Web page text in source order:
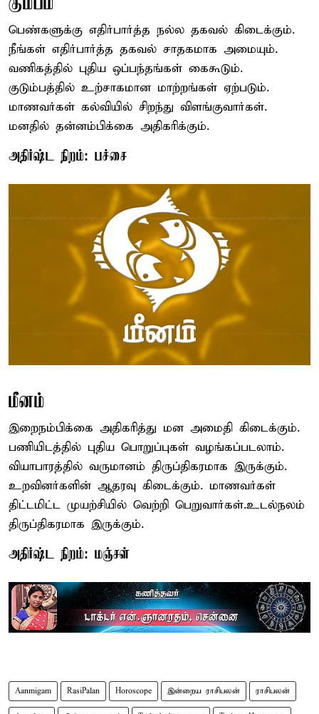
பெண்களுக்கு எதிர்பார்த்த நல்ல தகவல் கிடைக்கும்.
நீங்கள் எதிர்பார்த்த தகவல் சாதகமாக அமையும்.
வணிகத்தில் புதிய ஒப்பந்தங்கள் கைகூடும்.
குடும்பத்தில் உற்சாகமான மாற்றங்கள் ஏற்படும்.
மாணவர்கள் கல்வியில் சிறந்து விளங்குவார்கள்.
மனதில் தன்னம்பிக்கை அதிகரிக்கும்.
அதிர்ஷ்ட நிறம்: பச்சை
மீனம்
இறைநம்பிக்கை அதிகரித்து மன அமைதி கிடைக்கும்.
பணியிடத்தில் புதிய பொறுப்புகள் வழங்கப்படலாம்.
வியாபாரத்தில் வருமானம் திருப்திகரமாக இருக்கும்.
உறவினர்களின் ஆதரவு கிடைக்கும். மாணவர்கள்
திட்டமிட்ட முயற்சியில் வெற்றி பெறுவார்கள்.உடல்நலம்
திருப்திகரமாக இருக்கும்.
அதிர்ஷ்ட நிறம்: மஞ்சள்
Aanmigam RasiPalan Horoscope இன்றைய ராசிபலன் ராசிபலன்